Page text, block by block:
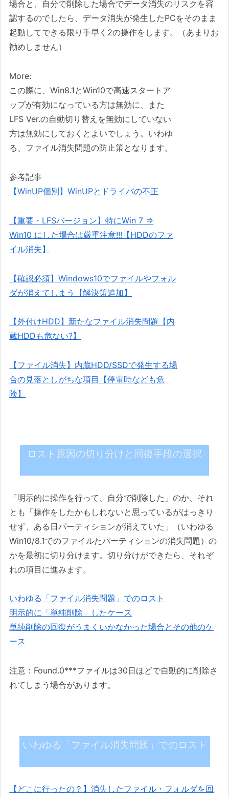
場合と、自分で削除した場合でデータ消失のリスクを容
認するのでしたら、データ消失が発生したPCをそのまま
起動してできる限り手早く2の操作をします。（あまりお
勧めしません）
More:
この際に、Win8.1とWin10で高速スタートア
ップが有効になっている方は無効に、また
LFS Ver.の自動切り替えを無効にしていない
方は無効にしておくとよいでしょう。いわゆ
る、ファイル消失問題の防止策となります。
参考記事
【WinUP個別】WinUPとドライバの不正
【重要・LFSバージョン】特にWin 7 ⇒
Win10 にした場合は厳重注意!!!【HDDのファ
イル消失】
【確認必須】Windows10でファイルやフォル
ダが消えてしまう【解決策追加】
【外付けHDD】新たなファイル消失問題【内
蔵HDDも危ない?】
【ファイル消失】内蔵HDD/SSDで発生する場
合の見落としがちな項目【停電時なども危
険】
ロスト原因の切り分けと回復手段の選択
「明示的に操作を行って、自分で削除した」のか、それ
とも「操作をしたかもしれないと思っているがはっきり
せず、ある日パーティションが消えていた」（いわゆる
Win10/8.1でのファイルたパーティションの消失問題）の
かを最初に切り分けます。切り分けができたら、それぞ
れの項目に進みます。
いわゆる「ファイル消失問題」でのロスト
明示的に「単純削除」したケース
単純削除の回復がうまくいかなかった場合とその他のケ
ース
注意：Found.0***ファイルは30日ほどで自動的に削除さ
れてしまう場合があります。
いわゆる「ファイル消失問題」でのロスト
【どこに行ったの？】消失したファイル・フォルダを回